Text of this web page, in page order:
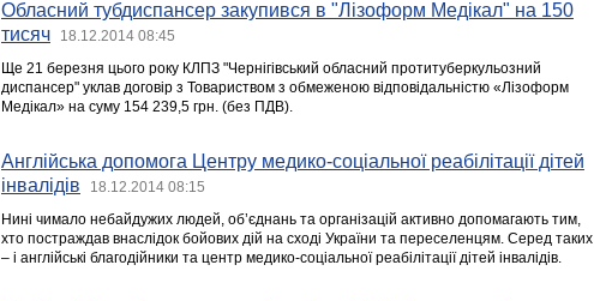
Обласний тубдиспансер закупився в "Лізоформ Медікал" на 150
тисяч
18.12.2014 08:45
Ще 21 березня цього року КЛПЗ "Чернігівський обласний протитуберкульозний
диспансер" уклав договір з Товариством з обмеженою відповідальністю «Лізоформ
Медікал» на суму 154 239,5 грн. (без ПДВ).
Англійська допомога Центру медико-соціальної реабілітації дітей
інвалідів
18.12.2014 08:15
Нині чимало небайдужих людей, об’єднань та організацій активно допомагають тим,
хто постраждав внаслідок бойових дій на сході України та переселенцям. Серед таких
– і англійські благодійники та центр медико-соціальної реабілітації дітей інвалідів.